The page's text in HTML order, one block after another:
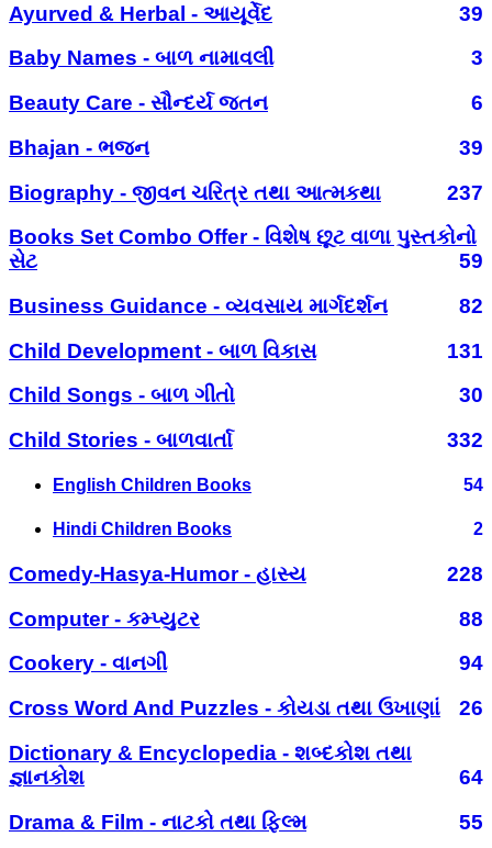
Ayurved & Herbal - આયૂર્વેદ
39
Baby Names - બાળ નામાવલી
3
Beauty Care - સૌન્દર્ય જતન
6
Bhajan - ભજન
39
Biography - જીવન ચરિત્ર તથા આત્મકથા
237
Books Set Combo Offer - વિશેષ છૂટ વાળા પુસ્તકોનો
સેટ
59
Business Guidance - વ્યવસાય માર્ગદર્શન
82
Child Development - બાળ વિકાસ
131
Child Songs - બાળ ગીતો
30
Child Stories - બાળવાર્તા
332
English Children Books 54
Hindi Children Books 2
Comedy-Hasya-Humor - હાસ્ય
228
Computer - કમ્પ્યુટર
88
Cookery - વાનગી
94
Cross Word And Puzzles - કોયડા તથા ઉખાણાં
26
Dictionary & Encyclopedia - શબ્દકોશ તથા
જ્ઞાનકોશ
64
Drama & Film - નાટકો તથા ફિલ્મ
55